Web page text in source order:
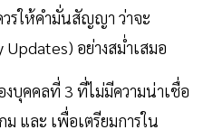
รให้คำมั่นสัญญา ว่าจะ
อย่างสม่ำเสมอ
บุคคลที่ 3 ที่ไม่มีความน่าเชื่อ
และ เพื่อเตรียมการใน